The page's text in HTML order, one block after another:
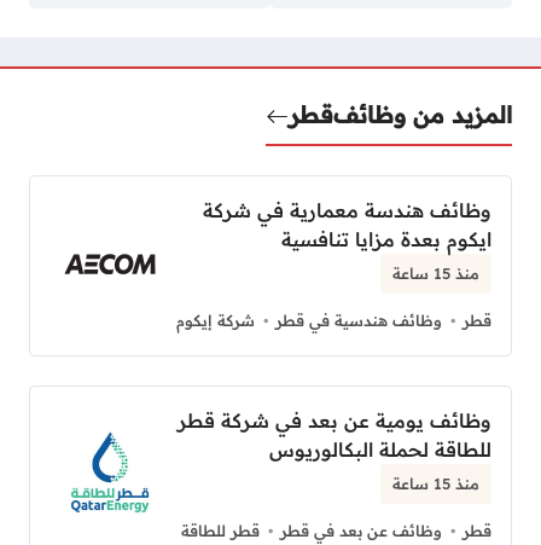
المزيد من وظائفقطر
وظائف هندسة معمارية في شركة
ايكوم بعدة مزايا تنافسية
منذ 15 ساعة
قطر وظائف هندسية في قطر شركة إيكوم
وظائف يومية عن بعد في شركة قطر
للطاقة لحملة البكالوريوس
منذ 15 ساعة
قطر وظائف عن بعد في قطر قطر للطاقة